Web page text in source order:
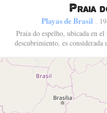
Praia
Playas de Brasil .
Praia do espelho, ubicada en
descubrimiento, es considerada
Fotos de